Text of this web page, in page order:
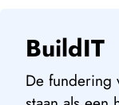
BuildIT
De fundering